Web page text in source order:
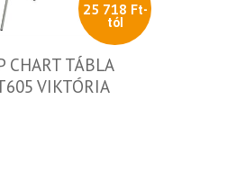
25 718 Ft-
tól
CHART TÁBLA
VIKTÓRIA